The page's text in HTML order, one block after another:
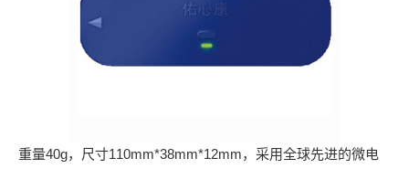
重量40g，尺寸110mm*38mm*12mm，采用全球先进的微电